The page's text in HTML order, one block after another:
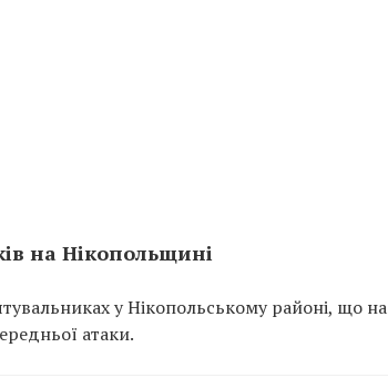
на Нікопольщині
у Нікопольському районі, що на
атаки.